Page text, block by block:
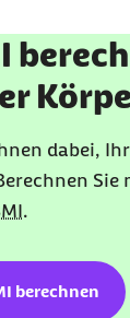
dabei,
Sie
.
berechnen